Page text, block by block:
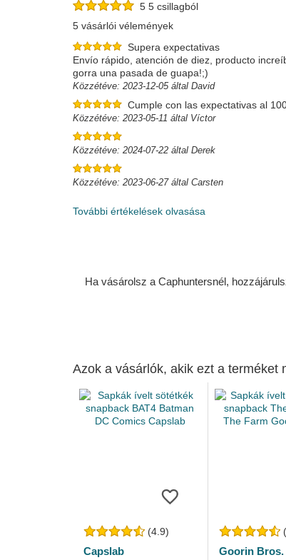
5 5 csillagból
5 vásárlói vélemények
Supera expectativas
Envío rápido, atención de diez, producto
gorra una pasada de guapa!;)
Közzétéve: 2023-12-05 által David
Cumple con las expectativas al
Közzétéve: 2023-05-11 által Víctor
Közzétéve: 2024-07-22 által Derek
Közzétéve: 2023-06-27 által Carsten
További értékelések olvasása
Ha vásárolsz a Caphuntersnél,
Azok a vásárlók, akik ezt a terméket
(4.9)
Capslab
Goorin Bros.